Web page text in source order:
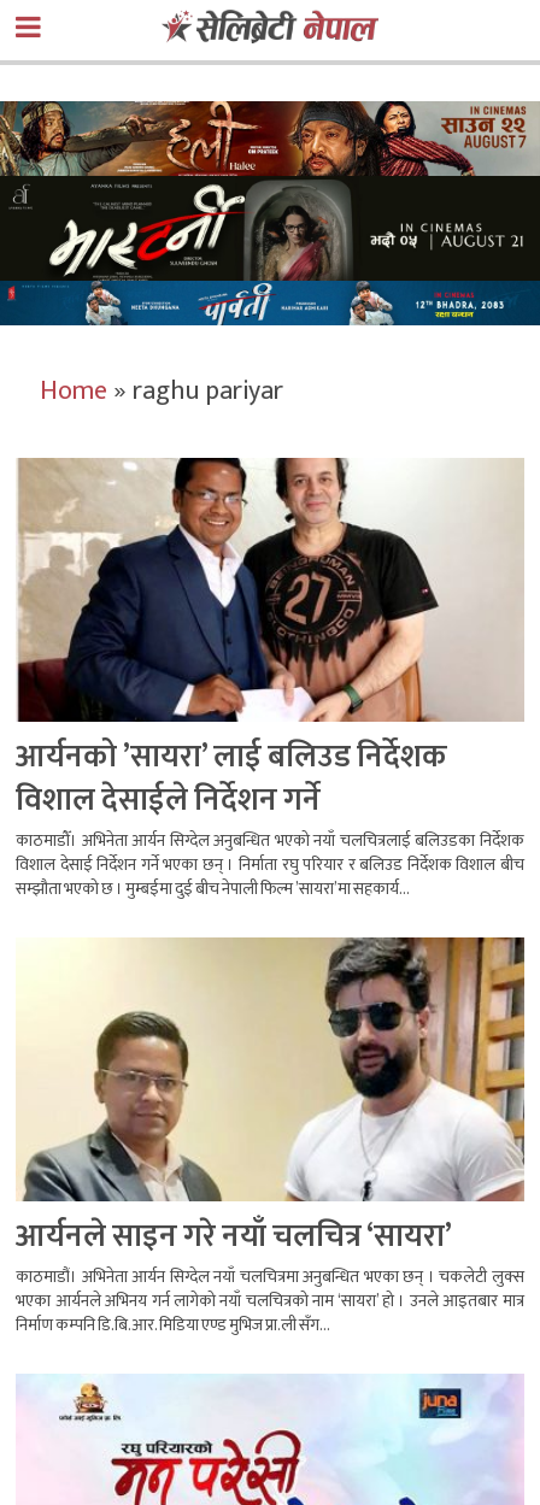
Home»raghu pariyar
आर्यनको ’सायरा’ लाई बलिउड निर्देशक
विशाल देसाईले निर्देशन गर्ने
काठमाडौँ। अभिनेता आर्यन सिग्देल अनुबन्धित भएको नयाँ चलचित्रलाई बलिउडका निर्देशक
विशाल देसाई निर्देशन गर्ने भएका छन् । निर्माता रघु परियार र बलिउड निर्देशक विशाल बीच
सम्झौता भएको छ । मुम्बईमा दुई बीच नेपाली फिल्म ’सायरा’मा सहकार्य...
आर्यनले साइन गरे नयाँ चलचित्र ‘सायरा’
काठमाडौं। अभिनेता आर्यन सिग्देल नयाँ चलचित्रमा अनुबन्धित भएका छन् । चकलेटी लुक्स
भएका आर्यनले अभिनय गर्न लागेको नयाँ चलचित्रको नाम ‘सायरा’ हो । उनले आइतबार मात्र
निर्माण कम्पनि डि.बि.आर. मिडिया एण्ड मुभिज प्रा.ली सँग...